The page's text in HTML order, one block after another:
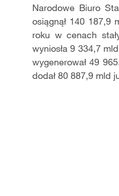
Video
Narodowe Biuro
osiągnął 140
roku w cenach
wyniosła 9 334,7
wygenerował 49
dodał 80 887,9 mld